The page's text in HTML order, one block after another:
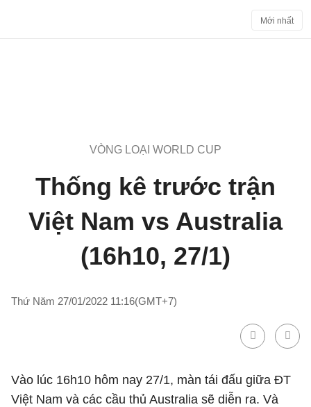
Mới nhất
VÒNG LOẠI WORLD CUP
Thống kê trước trận
Việt Nam vs Australia
(16h10, 27/1)
Thứ Năm 27/01/2022 11:16(GMT+7)
Vào lúc 16h10 hôm nay 27/1, màn tái đấu giữa ĐT
Việt Nam và các cầu thủ Australia sẽ diễn ra. Và